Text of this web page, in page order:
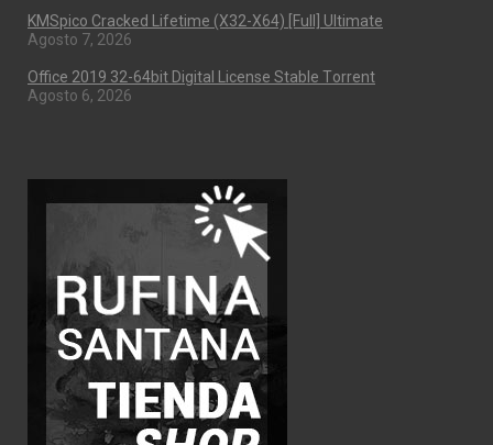
KMSpico Cracked Lifetime (x32-X64) [Full] Ultimate
Agosto 7, 2026
Office 2019 32-64bit Digital License Stable Tоrrеnt
Agosto 6, 2026